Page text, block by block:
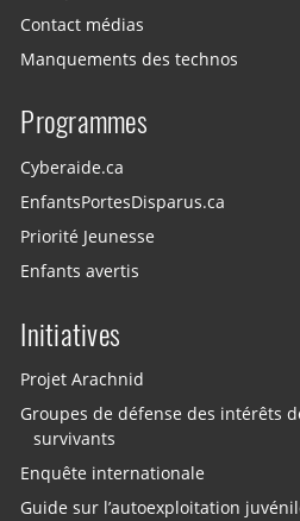
Contact médias
Manquements des technos
Programmes
Cyberaide.ca
EnfantsPortesDisparus.ca
Priorité Jeunesse
Enfants avertis
Initiatives
Projet Arachnid
Groupes de défense des intérêts
survivants
Enquête internationale
Guide sur l’autoexploitation